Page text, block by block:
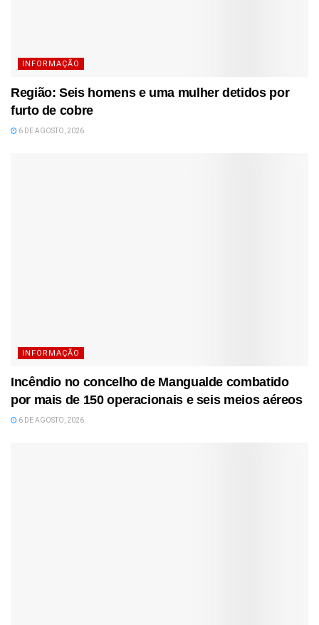
INFORMAÇÃO
Região: Seis homens e uma mulher detidos por
furto de cobre
6 DE AGOSTO, 2026
INFORMAÇÃO
Incêndio no concelho de Mangualde combatido
por mais de 150 operacionais e seis meios aéreos
6 DE AGOSTO, 2026